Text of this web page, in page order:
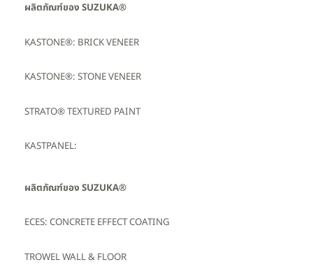
ผลิตภัณฑ์ของ SUZUKA®
KASTONE®: BRICK VENEER
KASTONE®: STONE VENEER
STRATO® TEXTURED PAINT
KASTPANEL:
ผลิตภัณฑ์ของ SUZUKA®
ECES: CONCRETE EFFECT COATING
TROWEL WALL & FLOOR